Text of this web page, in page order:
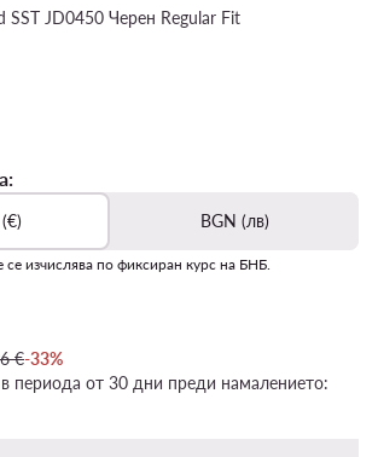
SST JD0450 Черен Regular Fit
BGN (лв)
се изчислява по фиксиран курс на БНБ.
€
€-33%
периода от 30 дни преди намалението: